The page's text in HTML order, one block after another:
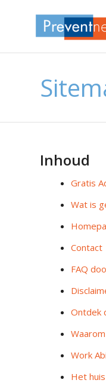
Inhoud
Gratis
Wat is
Contact
FAQ
Ontdek
Work
Het